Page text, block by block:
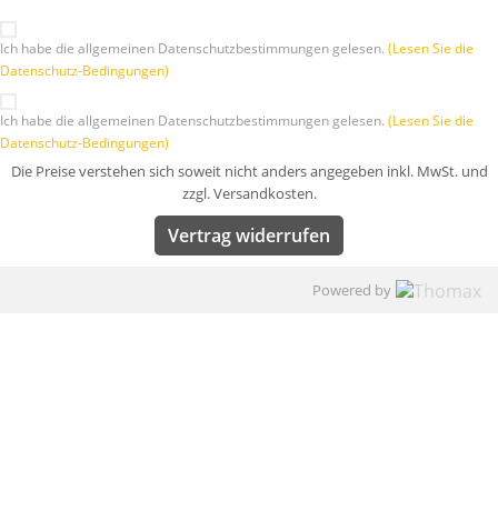
Ich habe die allgemeinen Datenschutzbestimmungen gelesen. (Lesen Sie die
Datenschutz-Bedingungen)
Ich habe die allgemeinen Datenschutzbestimmungen gelesen. (Lesen Sie die
Datenschutz-Bedingungen)
Die Preise verstehen sich soweit nicht anders angegeben inkl. MwSt. und
zzgl. Versandkosten.
Vertrag widerrufen
Powered by